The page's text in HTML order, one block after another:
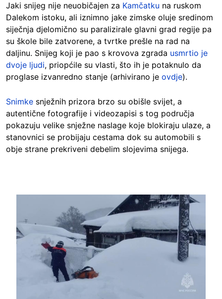
Jaki snijeg nije neuobičajen za Kamčatku na ruskom
Dalekom istoku, ali iznimno jake zimske oluje sredinom
siječnja djelomično su paralizirale glavni grad regije pa
su škole bile zatvorene, a tvrtke prešle na rad na
daljinu. Snijeg koji je pao s krovova zgrada usmrtio je
dvoje ljudi, priopćile su vlasti, što ih je potaknulo da
proglase izvanredno stanje (arhivirano je ovdje).
Snimke snježnih prizora brzo su obišle svijet, a
autentične fotografije i videozapisi s tog područja
pokazuju velike snježne naslage koje blokiraju ulaze, a
stanovnici se probijaju cestama dok su automobili s
obje strane prekriveni debelim slojevima snijega.